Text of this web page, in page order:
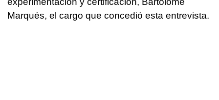
Marqués, el cargo que concedió esta entrevista.